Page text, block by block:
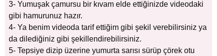
3- Yumuşak çamursu bir kıvam elde ettiğinizde videodaki
gibi hamurunuz hazır.
4- Ya benim videoda tarif ettiğim gibi şekil verebilirsiniz ya
da dilediğiniz gibi şekillendirebilirsiniz.
5- Tepsiye dizip üzerine yumurta sarısı sürüp çörek otu